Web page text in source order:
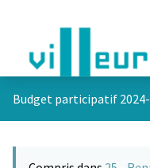
Budget participatif